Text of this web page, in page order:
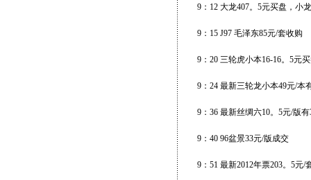
9：12 大龙407。5元买盘，小
9：15 J97 毛泽东85元/套收购
9：20 三轮虎小本16-16。5元
9：24 最新三轮龙小本49元/本
9：36 最新丝绸六10。5元/版
9：40 96盆景33元/版成交
9：51 最新2012年票203。5元/